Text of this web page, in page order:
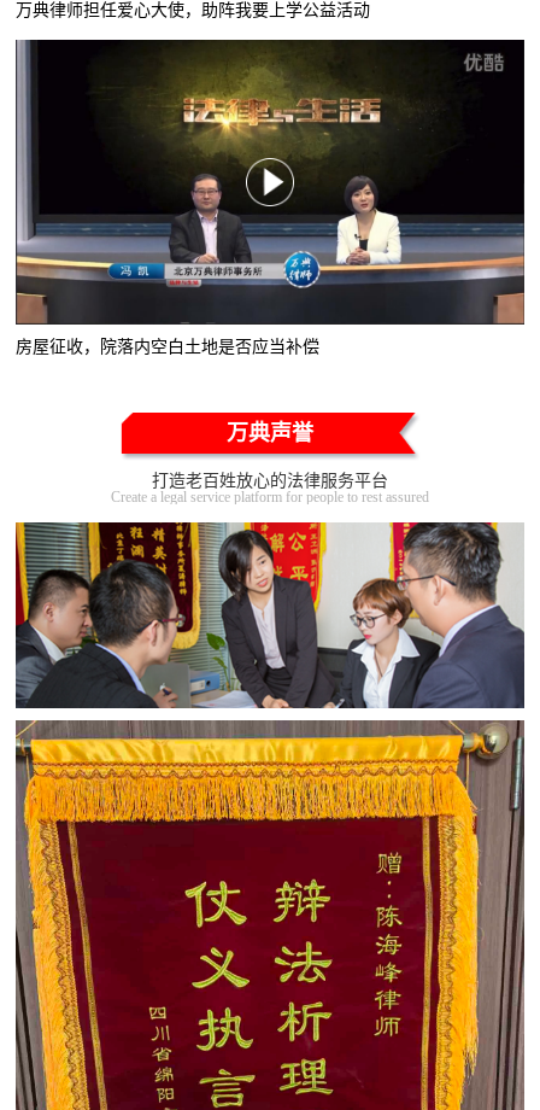
万典律师担任爱心大使，助阵我要上学公益活动
房屋征收，院落内空白土地是否应当补偿
万典声誉
打造老百姓放心的法律服务平台
Create a legal service platform for people to rest assured